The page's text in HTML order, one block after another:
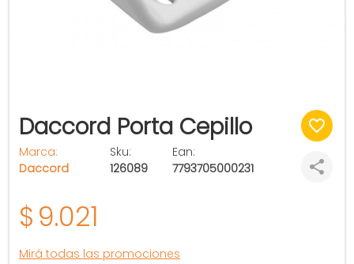
Daccord Porta Cepillo
Marca:
Daccord
Sku:
126089
Ean:
7793705000231
$9.021
Mirá todas las promociones